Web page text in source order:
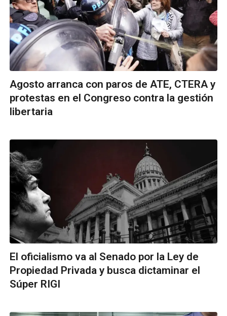
Agosto arranca con paros de ATE, CTERA y
protestas en el Congreso contra la gestión
libertaria
El oficialismo va al Senado por la Ley de
Propiedad Privada y busca dictaminar el
Súper RIGI